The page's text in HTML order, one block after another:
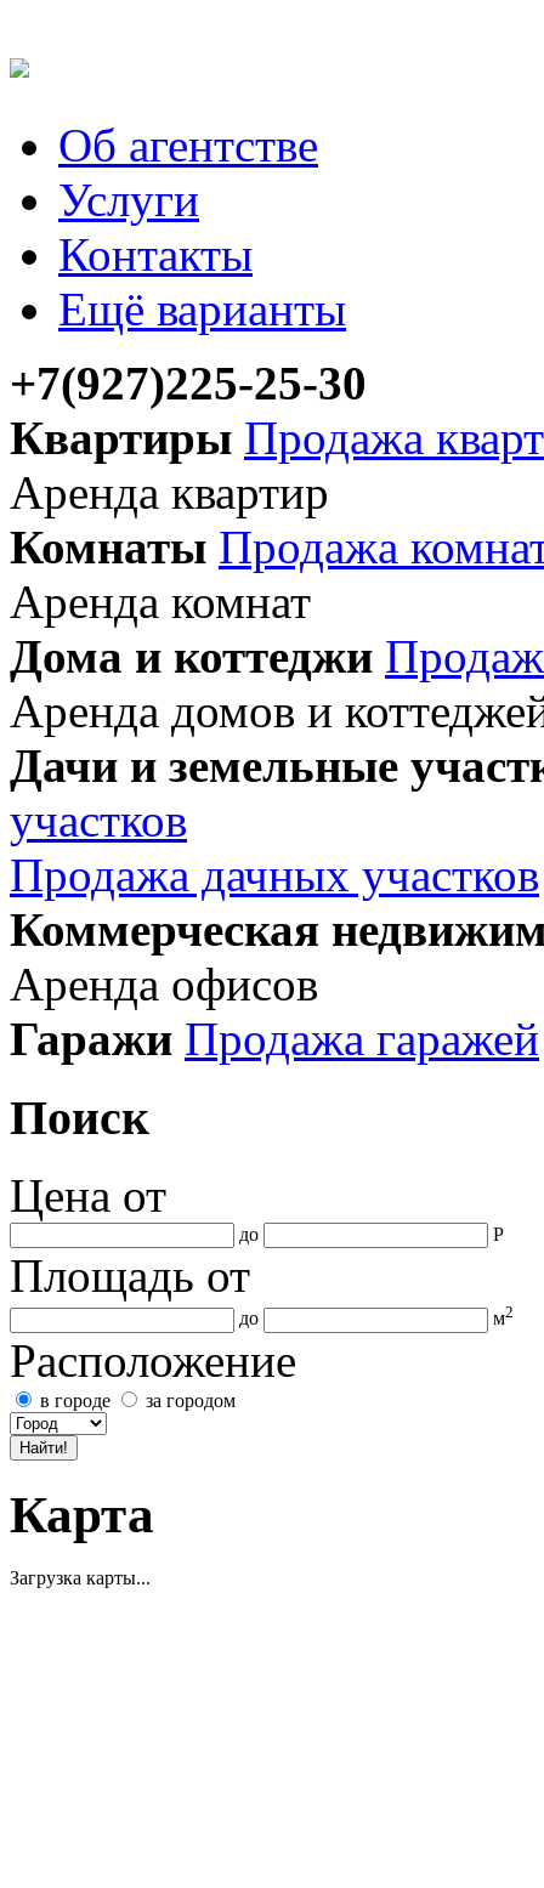
Об агентстве
Услуги
Контакты
Ещё варианты
+7(927)225-25-30
Квартиры Продажа
Аренда квартир
Комнаты Продажа
Аренда комнат
Дома и коттеджи
Аренда домов и
Дачи и земельные
участков
Продажа дачных участков
Коммерческая
Аренда офисов
Гаражи Продажа гаражей
Поиск
Цена от
до Р
Площадь от
до м2
Расположение
в городе за городом
Карта
Загрузка карты...